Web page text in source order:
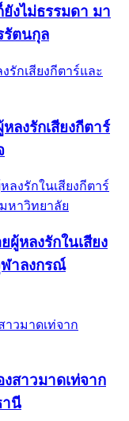
งไม่ธรรมดา มา
รัตนกุล
ลงรักเสียงกีตาร์
ผู้หลงรักในเสียง
าลงกรณ์
สาวมาดเท่จาก
านี